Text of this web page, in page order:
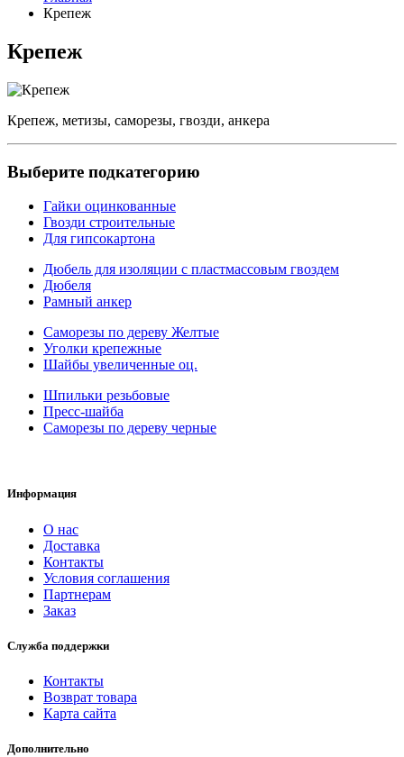
Крепеж
Крепеж
Крепеж, метизы, саморезы, гвозди, анкера
Выберите подкатегорию
Гайки оцинкованные
Гвозди строительные
Для гипсокартона
Дюбель для изоляции с пластмассовым гвоздем
Дюбеля
Рамный анкер
Саморезы по дереву Желтые
Уголки крепежные
Шайбы увеличенные оц.
Шпильки резьбовые
Пресс-шайба
Саморезы по дереву черные
Информация
О нас
Доставка
Контакты
Условия соглашения
Партнерам
Заказ
Служба поддержки
Контакты
Возврат товара
Карта сайта
Дополнительно